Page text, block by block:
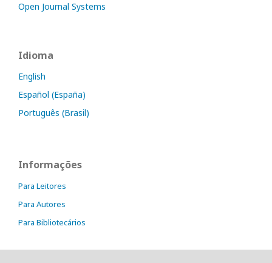
Open Journal Systems
Idioma
English
Español (España)
Português (Brasil)
Informações
Para Leitores
Para Autores
Para Bibliotecários